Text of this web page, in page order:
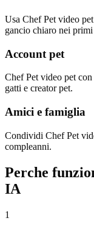
Usa Chef Pet video
gancio chiaro nei primi
Account pet
Chef Pet video pet
gatti e creator pet.
Amici e famiglia
Condividi Chef Pet
compleanni.
Perche
IA
1